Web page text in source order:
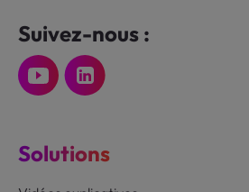
Suivez-nous :
Solutions